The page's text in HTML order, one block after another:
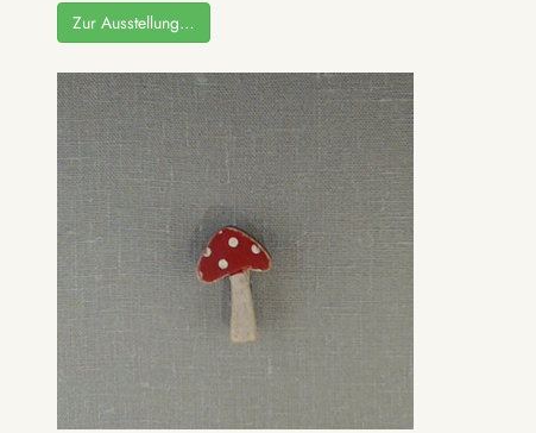
Zur Ausstellung…